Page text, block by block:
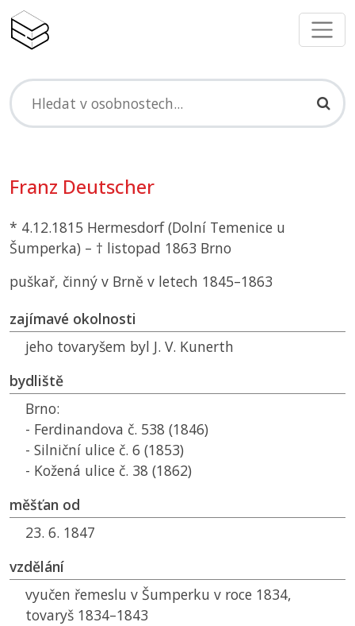
Franz Deutscher
* 4.12.1815 Hermesdorf (Dolní Temenice u
Šumperka) – † listopad 1863 Brno
puškař, činný v Brně v letech 1845–1863
zajímavé okolnosti
jeho tovaryšem byl J. V. Kunerth
bydliště
Brno:
- Ferdinandova č. 538 (1846)
- Silniční ulice č. 6 (1853)
- Kožená ulice č. 38 (1862)
měšťan od
23. 6. 1847
vzdělání
vyučen řemeslu v Šumperku v roce 1834,
tovaryš 1834–1843